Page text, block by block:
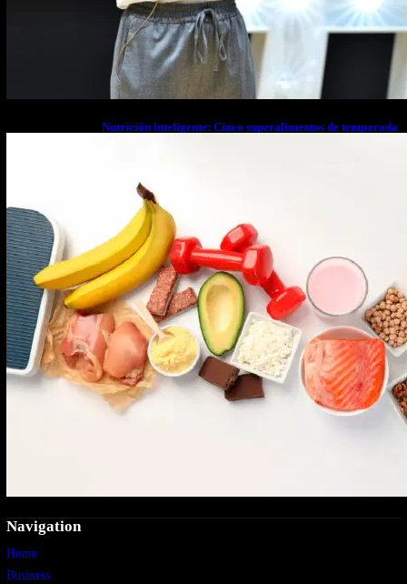
Nutrición inteligente: Cinco superalimentos de temporada
Navigation
Home
Business